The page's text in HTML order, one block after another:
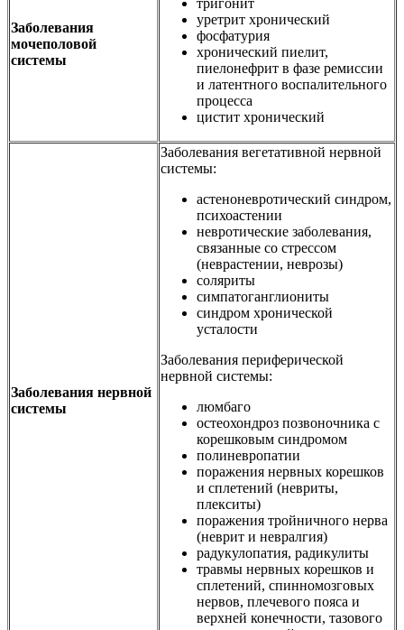
Заболевания
мочеполовой
системы
тригонит
уретрит хронический
фосфатурия
хронический пиелит,
пиелонефрит в фазе ремиссии
и латентного воспалительного
процесса
цистит хронический
Заболевания нервной
системы
Заболевания вегетативной нервной
системы:
астеноневротический синдром,
психоастении
невротические заболевания,
связанные со стрессом
(неврастении, неврозы)
соляриты
симпатоганглиониты
синдром хронической
усталости
Заболевания периферической
нервной системы:
люмбаго
остеохондроз позвоночника с
корешковым синдромом
полиневропатии
поражения нервных корешков
и сплетений (невриты,
плекситы)
поражения тройничного нерва
(неврит и невралгия)
радукулопатия, радикулиты
травмы нервных корешков и
сплетений, спинномозговых
нервов, плечевого пояса и
верхней конечности, тазового